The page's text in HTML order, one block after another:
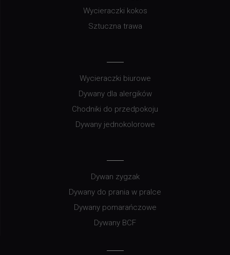
Wycieraczki kokos
Sztuczna trawa
Wycieraczki biurowe
Dywany dla alergików
Chodniki do przedpokoju
Dywany jednokolorowe
Dywan zygzak
Dywany do prania w pralce
Dywany pomarańczowe
Dywany BCF